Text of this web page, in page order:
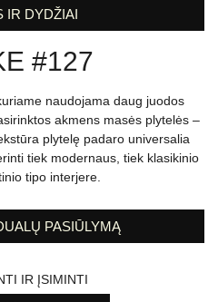
IR DYDŽIAI
#127
naudojama daug juodos
akmens masės plytelės –
plytelę padaro universalia
tiek modernaus, tiek klasikinio
tipo interjere.
PASIŪLYMĄ
IR ĮSIMINTI